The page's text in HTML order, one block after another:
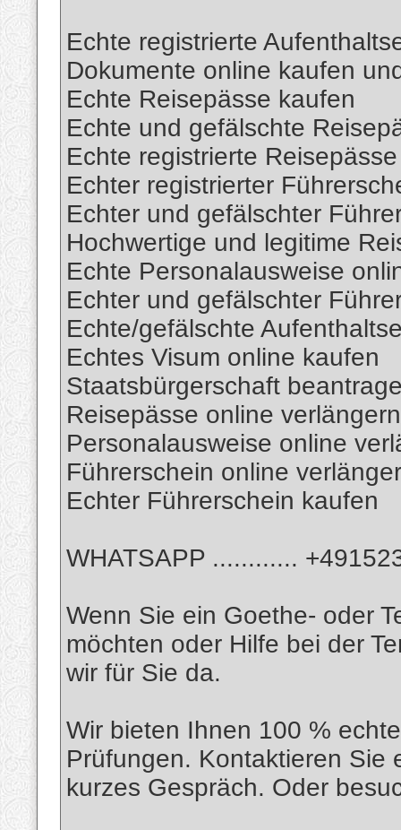
Echte registrierte
Dokumente online kaufen
Echte Reisepässe kaufen
Echte und gefälschte
Echte registrierte
Echter registrierter
Echter und gefälschter
Hochwertige und legitime
Echte Personalausweise
Echter und gefälschter
Echte/gefälschte
Echtes Visum online kaufen
Staatsbürgerschaft
Reisepässe online verlängern
Personalausweise online
Führerschein online
Echter Führerschein kaufen
WHATSAPP ............
Wenn Sie ein Goethe- oder
möchten oder Hilfe bei der
wir für Sie da.
Wir bieten Ihnen 100 %
Prüfungen. Kontaktieren Sie
kurzes Gespräch. Oder